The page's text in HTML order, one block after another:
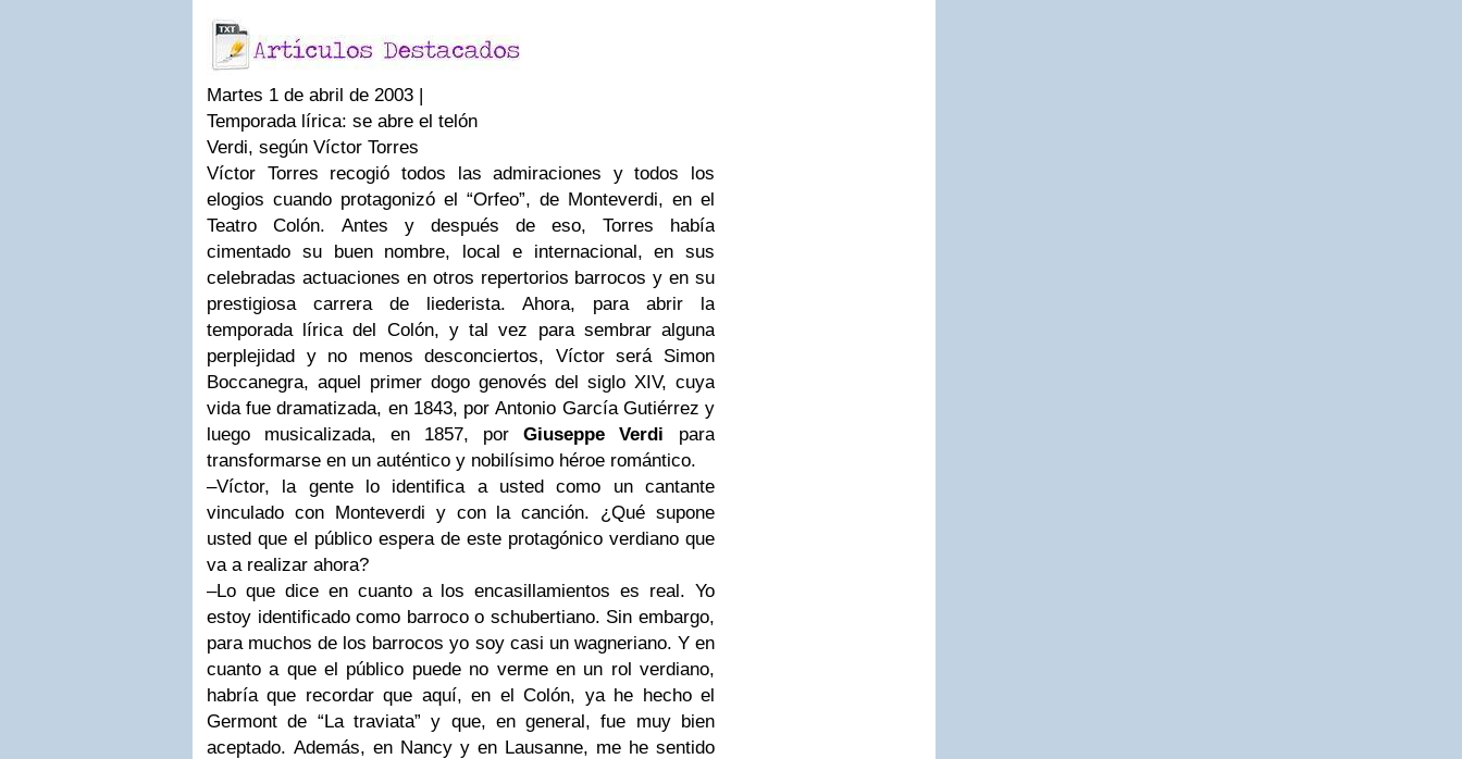
Martes 1 de abril de 2003 |
Temporada lírica: se abre el telón
Verdi, según Víctor Torres
Víctor Torres recogió todos las admiraciones y todos los
elogios cuando protagonizó el “Orfeo”, de Monteverdi, en el
Teatro Colón. Antes y después de eso, Torres había
cimentado su buen nombre, local e internacional, en sus
celebradas actuaciones en otros repertorios barrocos y en su
prestigiosa carrera de liederista. Ahora, para abrir la
temporada lírica del Colón, y tal vez para sembrar alguna
perplejidad y no menos desconciertos, Víctor será Simon
Boccanegra, aquel primer dogo genovés del siglo XIV, cuya
vida fue dramatizada, en 1843, por Antonio García Gutiérrez y
luego musicalizada, en 1857, por Giuseppe Verdi para
transformarse en un auténtico y nobilísimo héroe romántico.
–Víctor, la gente lo identifica a usted como un cantante
vinculado con Monteverdi y con la canción. ¿Qué supone
usted que el público espera de este protagónico verdiano que
va a realizar ahora?
–Lo que dice en cuanto a los encasillamientos es real. Yo
estoy identificado como barroco o schubertiano. Sin embargo,
para muchos de los barrocos yo soy casi un wagneriano. Y en
cuanto a que el público puede no verme en un rol verdiano,
habría que recordar que aquí, en el Colón, ya he hecho el
Germont de “La traviata” y que, en general, fue muy bien
aceptado. Además, en Nancy y en Lausanne, me he sentido